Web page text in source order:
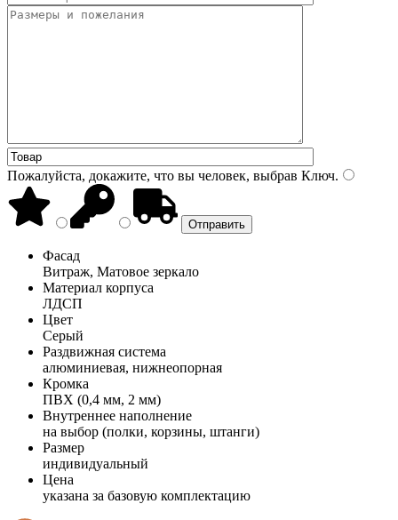
Пожалуйста, докажите, что вы человек, выбрав Ключ.
Фасад
Витраж, Матовое зеркало
Материал корпуса
ЛДСП
Цвет
Серый
Раздвижная система
алюминиевая, нижнеопорная
Кромка
ПВХ (0,4 мм, 2 мм)
Внутреннее наполнение
на выбор (полки, корзины, штанги)
Размер
индивидуальный
Цена
указана за базовую комплектацию